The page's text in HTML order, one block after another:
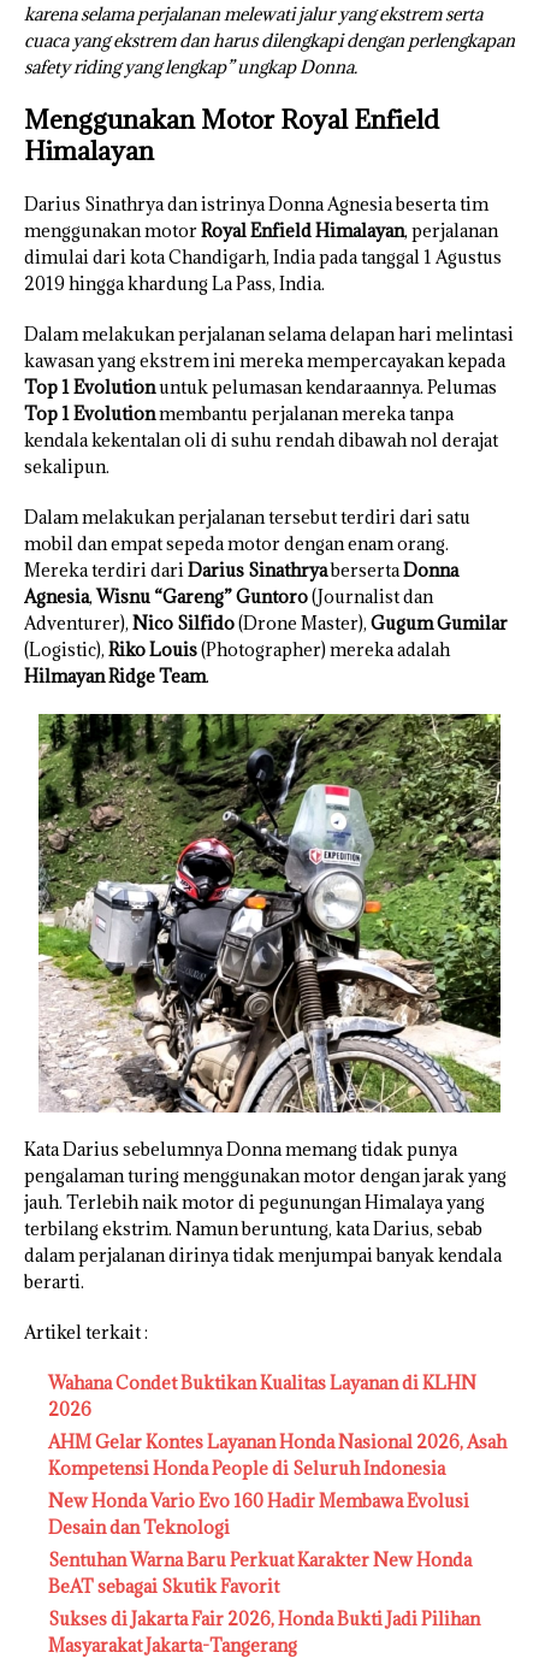
karena selama perjalanan melewati jalur yang ekstrem serta
cuaca yang ekstrem dan harus dilengkapi dengan perlengkapan
safety riding yang lengkap” ungkap Donna.
Menggunakan Motor Royal Enfield
Himalayan
Darius Sinathrya dan istrinya Donna Agnesia beserta tim
menggunakan motorRoyal Enfield Himalayan, perjalanan
dimulai dari kota Chandigarh, India pada tanggal 1 Agustus
2019 hingga khardung La Pass, India.
Dalam melakukan perjalanan selama delapan hari melintasi
kawasan yang ekstrem ini mereka mempercayakan kepada
Top 1 Evolutionuntuk pelumasan kendaraannya. Pelumas
Top 1 Evolutionmembantu perjalanan mereka tanpa
kendala kekentalan oli di suhu rendah dibawah nol derajat
sekalipun.
Dalam melakukan perjalanan tersebut terdiri dari satu
mobil dan empat sepeda motor dengan enam orang.
Mereka terdiri dari Darius SinathryabersertaDonna
Agnesia,Wisnu “Gareng” Guntoro(Journalist dan
Adventurer), Nico Silfido(Drone Master), Gugum Gumilar
(Logistic), Riko Louis(Photographer) mereka adalah
Hilmayan Ridge Team.
Kata Darius sebelumnya Donna memang tidak punya
pengalaman turing menggunakan motor dengan jarak yang
jauh. Terlebih naik motor di pegunungan Himalaya yang
terbilang ekstrim. Namun beruntung, kata Darius, sebab
dalam perjalanan dirinya tidak menjumpai banyak kendala
berarti.
Artikel terkait :
Wahana Condet Buktikan Kualitas Layanan di KLHN
2026
AHM Gelar Kontes Layanan Honda Nasional 2026, Asah
Kompetensi Honda People di Seluruh Indonesia
New Honda Vario Evo 160 Hadir Membawa Evolusi
Desain dan Teknologi
Sentuhan Warna Baru Perkuat Karakter New Honda
BeAT sebagai Skutik Favorit
Sukses di Jakarta Fair 2026, Honda Bukti Jadi Pilihan
Masyarakat Jakarta-Tangerang